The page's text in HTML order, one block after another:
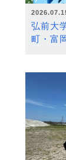
弘前大
町・富